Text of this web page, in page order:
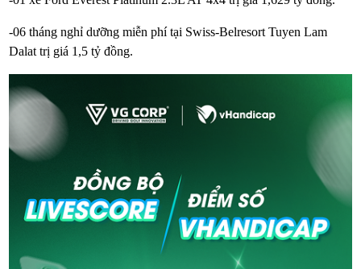
-06 tháng nghỉ dưỡng miễn phí tại Swiss-Belresort Tuyen Lam
Dalat trị giá 1,5 tỷ đồng.